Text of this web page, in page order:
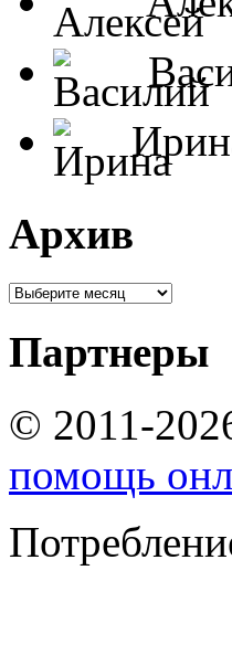
Архив
Партнеры
© 2011-
помощь